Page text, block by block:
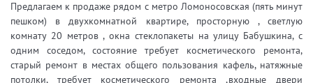
Предлагаем к продаже рядом с метро Ломоносовская (пять минут
пешком) в двухкомнатной квартире, просторную , светлую
комнату 20 метров , окна стеклопакеты на улицу Бабушкина, с
одним соседом, состояние требует косметического ремонта,
старый ремонт в местах общего пользования кафель, натяжные
потолки, требует косметического ремонта ,входные двери